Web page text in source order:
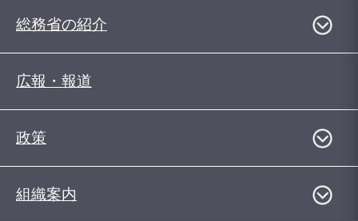
総務省の紹介
広報・報道
政策
組織案内